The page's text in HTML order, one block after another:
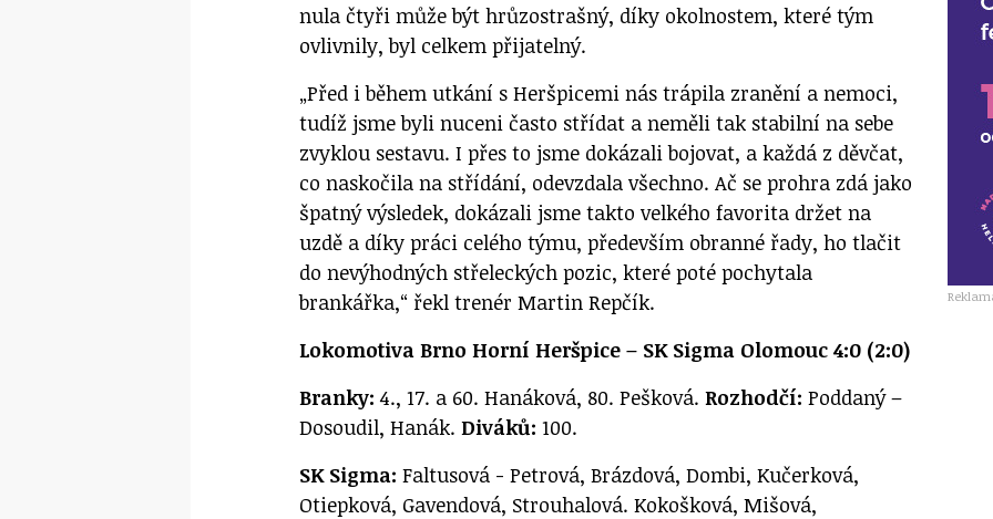
nula čtyři může být hrůzostrašný, díky okolnostem, které tým
ovlivnily, byl celkem přijatelný.
„Před i během utkání s Heršpicemi nás trápila zranění a nemoci,
tudíž jsme byli nuceni často střídat a neměli tak stabilní na sebe
zvyklou sestavu. I přes to jsme dokázali bojovat, a každá z děvčat,
co naskočila na střídání, odevzdala všechno. Ač se prohra zdá jako
špatný výsledek, dokázali jsme takto velkého favorita držet na
uzdě a díky práci celého týmu, především obranné řady, ho tlačit
do nevýhodných střeleckých pozic, které poté pochytala
brankářka,“ řekl trenér Martin Repčík.
Lokomotiva Brno Horní Heršpice – SK Sigma Olomouc 4:0 (2:0)
Branky: 4., 17. a 60. Hanáková, 80. Pešková.Rozhodčí: Poddaný –
Dosoudil, Hanák.Diváků: 100.
SK Sigma: Faltusová - Petrová, Brázdová, Dombi, Kučerková,
Otiepková, Gavendová, Strouhalová. Kokošková, Mišová,